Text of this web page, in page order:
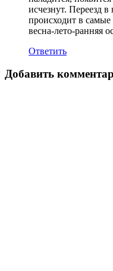
исчезнут. Переезд
происходит в
весна-лето-ранняя
Ответить
Добавить